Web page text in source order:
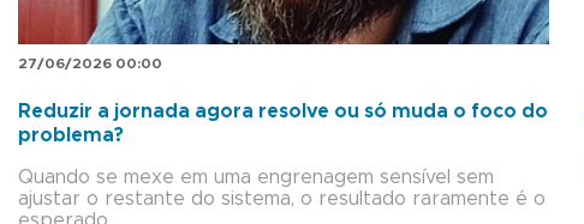
27/06/2026 00:00
Reduzir a jornada agora resolve ou só muda o foco do
problema?
Quando se mexe em uma engrenagem sensível sem
ajustar o restante do sistema, o resultado raramente é o
esperado